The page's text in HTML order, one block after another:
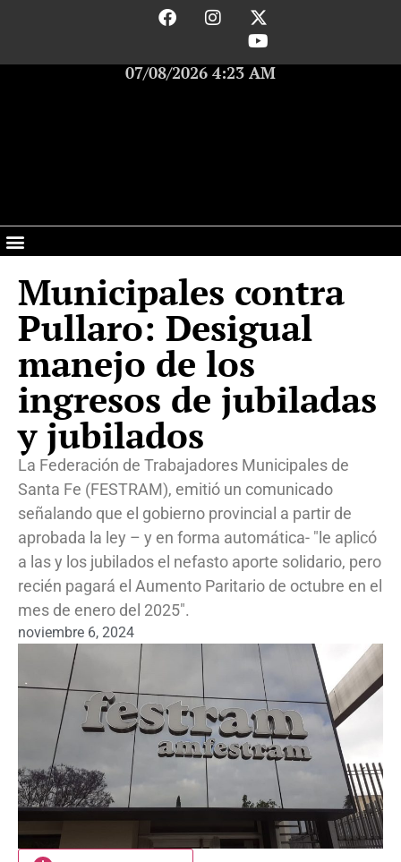
07/08/2026 4:23 AM
Municipales contra
Pullaro: Desigual
manejo de los
ingresos de jubiladas
y jubilados
La Federación de Trabajadores Municipales de
Santa Fe (FESTRAM), emitió un comunicado
señalando que el gobierno provincial a partir de
aprobada la ley – y en forma automática- "le aplicó
a las y los jubilados el nefasto aporte solidario, pero
recién pagará el Aumento Paritario de octubre en el
mes de enero del 2025".
noviembre 6, 2024